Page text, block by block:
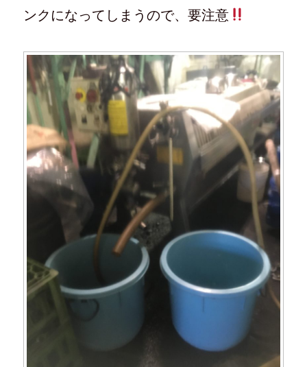
ンクになってしまうので、要注意